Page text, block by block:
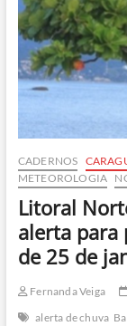
sumiço
de
empresa
CADERNOS
METEOROLOGIA
Litoral
alerta para
de 25 de
Fernanda Veiga
alerta de chuva